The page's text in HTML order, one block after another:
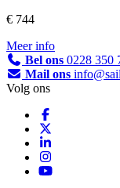
€ 744
Meer info
Bel ons 0228 350
Mail ons
Volg ons